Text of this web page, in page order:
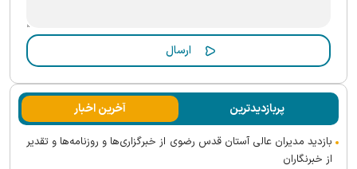
پربازدیدترین آخرین اخبار
بازدید مدیران عالی آستان قدس رضوی از خبرگزاری‌ها و روزنامه‌ها و تقدیر
از خبرنگاران